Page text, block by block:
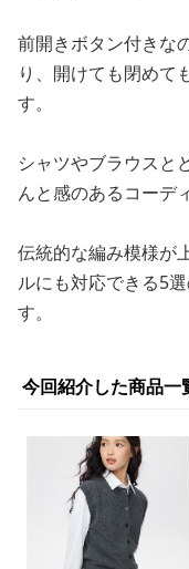
前開きボタン付きな
り、開けても閉めて
す。
シャツやブラウスと
んと感のあるコーデ
伝統的な編み模様が
ルにも対応できる5
す。
今回紹介した商品一